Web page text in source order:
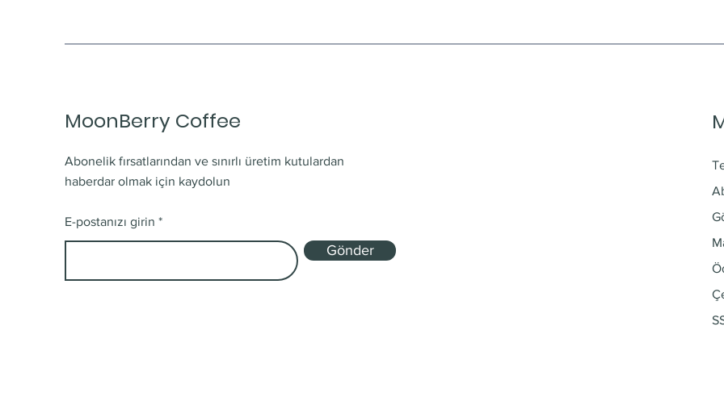
MoonBerry Coffee
Abonelik fırsatlarından ve sınırlı üretim kutulardan
haberdar olmak için kaydolun
E-postanızı girin
Gönder